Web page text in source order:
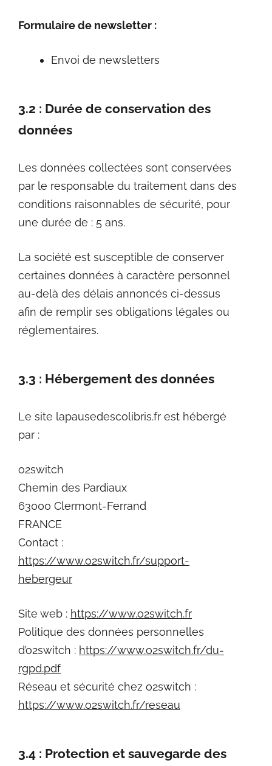
Formulaire de newsletter :
Envoi de newsletters
3.2 : Durée de conservation des
données
Les données collectées sont conservées
par le responsable du traitement dans des
conditions raisonnables de sécurité, pour
une durée de : 5 ans.
La société est susceptible de conserver
certaines données à caractère personnel
au-delà des délais annoncés ci-dessus
afin de remplir ses obligations légales ou
réglementaires.
3.3 : Hébergement des données
Le site lapausedescolibris.fr est hébergé
par :
o2switch
Chemin des Pardiaux
63000 Clermont-Ferrand
FRANCE
Contact :
https://www.o2switch.fr/support-
hebergeur
Site web : https://www.o2switch.fr
Politique des données personnelles
d’o2switch : https://www.o2switch.fr/du-
rgpd.pdf
Réseau et sécurité chez o2switch :
https://www.o2switch.fr/reseau
3.4 : Protection et sauvegarde des